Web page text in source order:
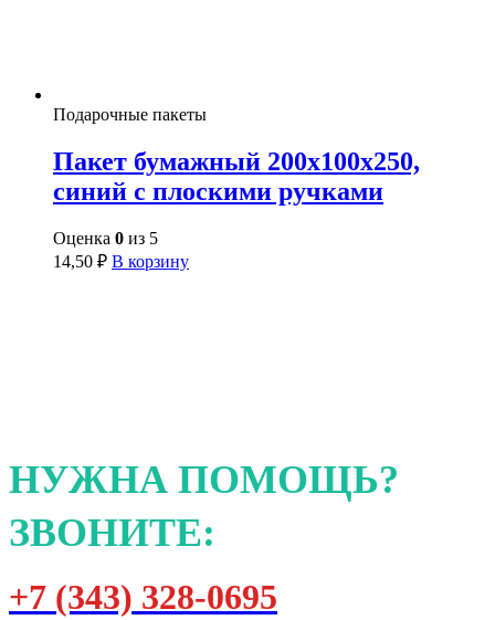
Подарочные пакеты
Пакет бумажный 200х100х250,
синий с плоскими ручками
Оценка 0 из 5
14,50 ₽ В корзину
НУЖНА ПОМОЩЬ?
ЗВОНИТЕ:
+7 (343) 328-0695